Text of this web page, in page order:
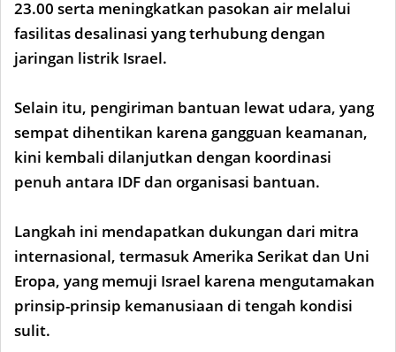
23.00 serta meningkatkan pasokan air melalui
fasilitas desalinasi yang terhubung dengan
jaringan listrik Israel.
Selain itu, pengiriman bantuan lewat udara, yang
sempat dihentikan karena gangguan keamanan,
kini kembali dilanjutkan dengan koordinasi
penuh antara IDF dan organisasi bantuan.
Langkah ini mendapatkan dukungan dari mitra
internasional, termasuk Amerika Serikat dan Uni
Eropa, yang memuji Israel karena mengutamakan
prinsip-prinsip kemanusiaan di tengah kondisi
sulit.